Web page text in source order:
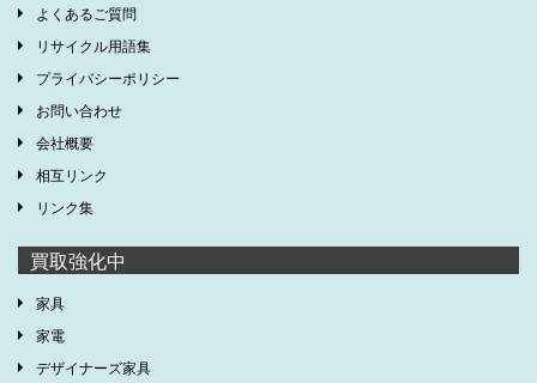
よくあるご質問
リサイクル用語集
プライバシーポリシー
お問い合わせ
会社概要
相互リンク
リンク集
買取強化中
家具
家電
デザイナーズ家具